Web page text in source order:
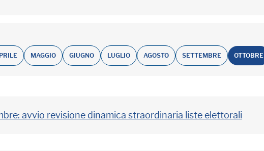
MAGGIO GIUGNO LUGLIO AGOSTO SETTEMBRE OTTOBRE
avvio revisione dinamica straordinaria liste elettorali